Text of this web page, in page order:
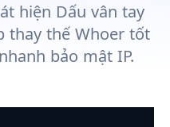
hiện Dấu vân tay
thay thế Whoer tốt
bảo mật IP.